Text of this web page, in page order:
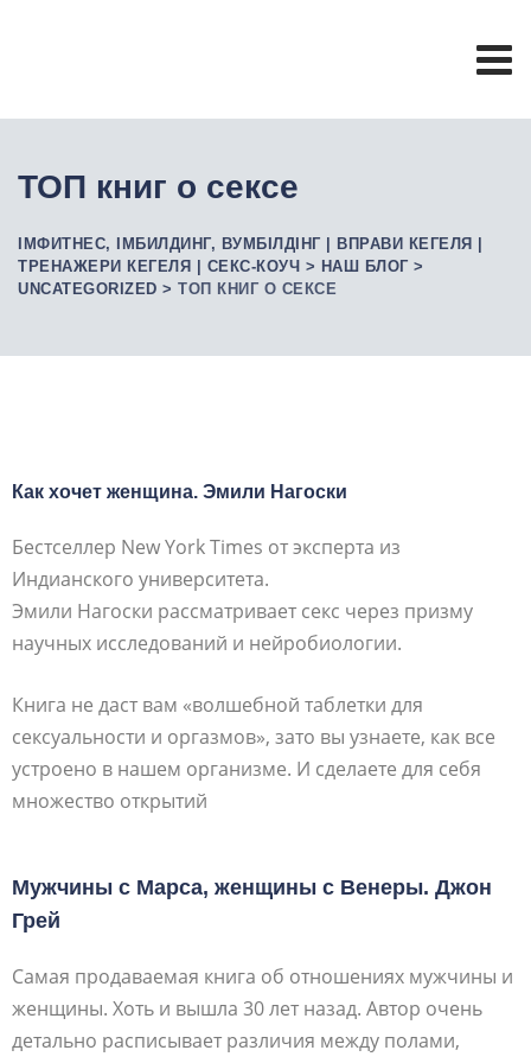
ТОП книг о сексе
ІМФИТНЕС, ІМБИЛДИНГ, ВУМБІЛДІНГ | ВПРАВИ КЕГЕЛЯ |
ТРЕНАЖЕРИ КЕГЕЛЯ | СЕКС-КОУЧ > НАШ БЛОГ >
UNCATEGORIZED > ТОП КНИГ О СЕКСЕ
Как хочет женщина. Эмили Нагоски
Бестселлер New York Times от эксперта из
Индианского университета.
Эмили Нагоски рассматривает секс через призму
научных исследований и нейробиологии.
Книга не даст вам «волшебной таблетки для
сексуальности и оргазмов», зато вы узнаете, как все
устроено в нашем организме. И сделаете для себя
множество открытий
Мужчины с Марса, женщины с Венеры. Джон
Грей
Самая продаваемая книга об отношениях мужчины и
женщины. Хоть и вышла 30 лет назад. Автор очень
детально расписывает различия между полами,